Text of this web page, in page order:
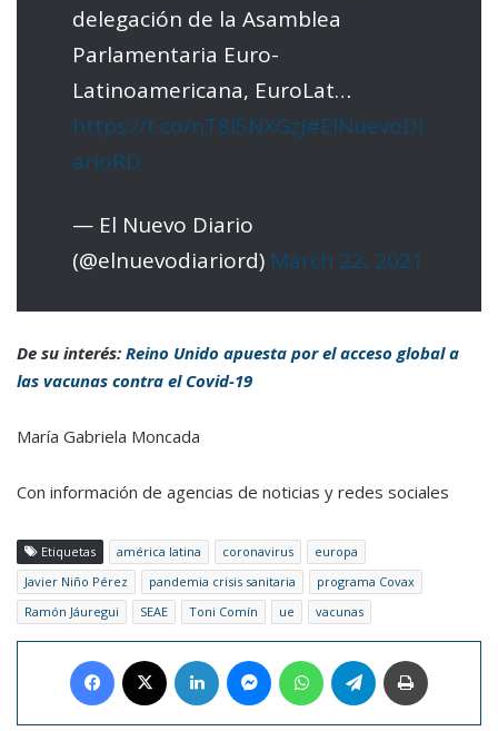
delegación de la Asamblea
Parlamentaria Euro-
Latinoamericana, EuroLat…
https://t.co/nT8I5NXGzJ#ElNuevoDi
arioRD
— El Nuevo Diario
(@elnuevodiariord) March 22, 2021
De su interés: Reino Unido apuesta por el acceso global a
las vacunas contra el Covid-19
María Gabriela Moncada
Con información de agencias de noticias y redes sociales
Etiquetas américa latina coronavirus
europa
Javier Niño Pérez
pandemia crisis sanitaria
programa Covax
Ramón Jáuregui
SEAE Toni Comín ue vacunas
Facebook LinkedIn MessengerWhatsAppTelegram